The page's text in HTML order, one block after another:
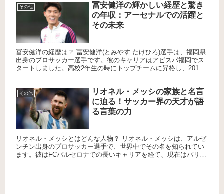
その他
冨安健洋の輝かしい経歴と驚き
の年収：アーセナルでの活躍と
その未来
冨安健洋の経歴は？ 冨安健洋(とみやす たけひろ)選手は、福岡県
出身のプロサッカー選手です。彼のキャリアはアビスパ福岡でス
タートしました。高校2年生の時にトップチームに昇格し、2016
その他
リオネル・メッシの家族と名言
に迫る！サッカー界の天才が語
る言葉の力
リオネル・メッシとはどんな人物？ リオネル・メッシは、アルゼ
ンチン出身のプロサッカー選手で、世界中でその名を知られてい
ます。彼はFCバルセロナでの長いキャリアを経て、現在はパリ・